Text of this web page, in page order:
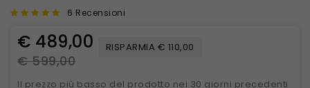
6 Recensioni
€ 489,00
€ 599,00
RISPARMIA € 110,00
Il prezzo più basso del prodotto nei 30 giorni precedenti